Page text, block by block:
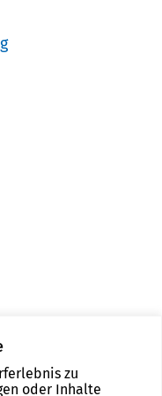
zu
oder Inhalte